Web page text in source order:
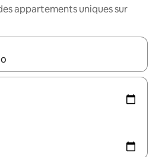
appartements uniques sur
utilisez les flèches vers le